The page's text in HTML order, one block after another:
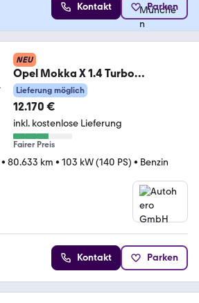
Kontakt Parken
NEU
Opel Mokka X 1.4 Turbo
Innovation Start/Stop*NAVI*LED
Lieferung möglich
12.170 €
inkl. kostenlose Lieferung
Fairer Preis
• 80.633 km • 103 kW (140 PS) • Benzin
Kontakt Parken